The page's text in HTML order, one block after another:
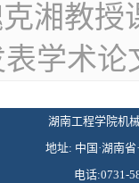
湘教授
表学术论
湖南工程学院机
地址: 中国·湖南
电话:0731-